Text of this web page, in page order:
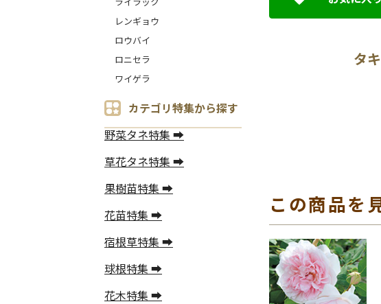
レンギョウ
ロウバイ
ロニセラ
ワイゲラ
カテゴリ特集から探す
野菜タネ特集 ➡
草花タネ特集 ➡
果樹苗特集 ➡
花苗特集 ➡
宿根草特集 ➡
球根特集 ➡
花木特集 ➡
タ
この商品を